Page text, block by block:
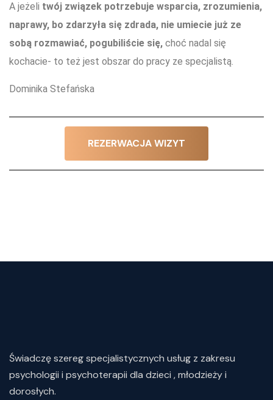
A jeżeli twój związek potrzebuje wsparcia, zrozumienia,
naprawy, bo zdarzyła się zdrada, nie umiecie już ze
sobą rozmawiać, pogubiliście się, choć nadal się
kochacie- to też jest obszar do pracy ze specjalistą.
Dominika Stefańska
REZERWACJA WIZYT
Świadczęszeregspecjalistycznych usług z zakresu
psychologii i psychoterapii dla dzieci , młodzieży i
dorosłych.